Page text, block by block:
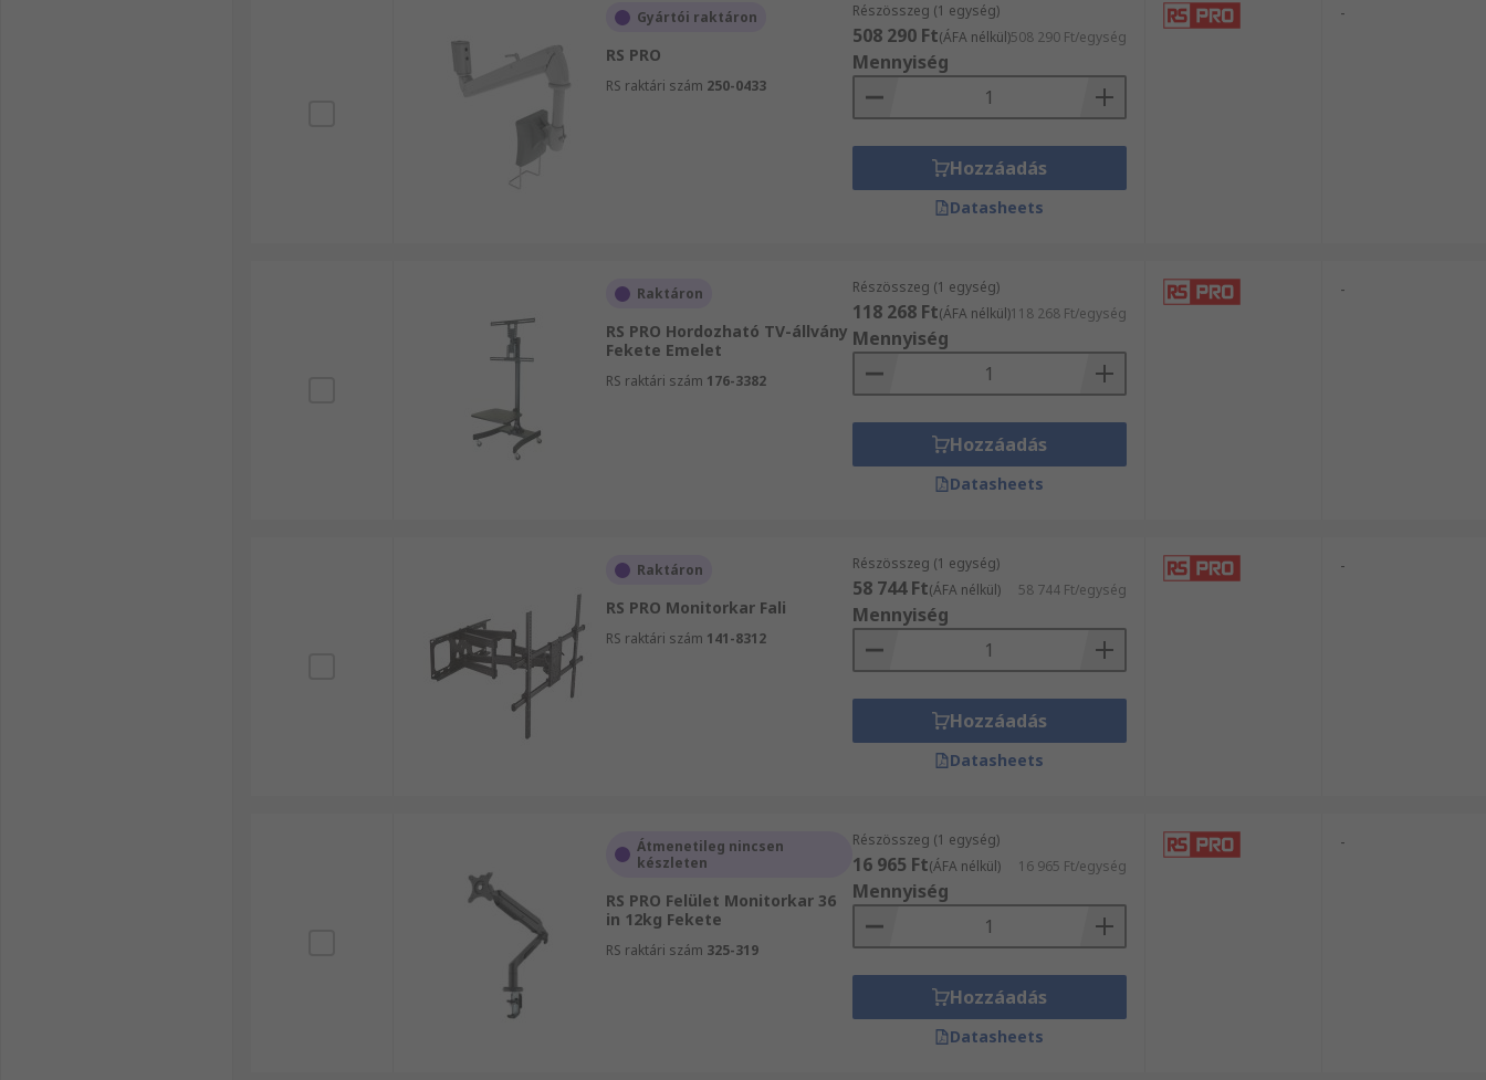
Gyártói raktáron
RS PRO
RS raktári szám 250-0433
Részösszeg (1 egység)
508 290 Ft(ÁFA nélkül)508 290 Ft/egység
Mennyiség
Hozzáadás
Datasheets
-
Raktáron
RS PRO Hordozható TV-állvány
Fekete Emelet
RS raktári szám 176-3382
Részösszeg (1 egység)
118 268 Ft(ÁFA nélkül)118 268 Ft/egység
Mennyiség
Hozzáadás
Datasheets
-
Raktáron
RS PRO Monitorkar Fali
RS raktári szám 141-8312
Részösszeg (1 egység)
58 744 Ft(ÁFA nélkül) 58 744 Ft/egység
Mennyiség
Hozzáadás
Datasheets
-
Átmenetileg nincsen
készleten
RS PRO Felület Monitorkar 36
in 12kg Fekete
RS raktári szám 325-319
Részösszeg (1 egység)
16 965 Ft(ÁFA nélkül) 16 965 Ft/egység
Mennyiség
Hozzáadás
Datasheets
-